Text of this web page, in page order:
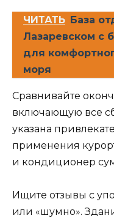
ЧИТАТЬ База
Лазаревском с
для
моря
Сравнивайте
включающую все
указана
применения
и кондиционер
Ищите отзывы с
или «шумно».